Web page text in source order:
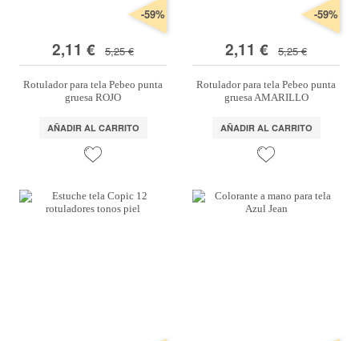
2,11 € 5,25 €
-59%
Rotulador para tela Pebeo punta
gruesa ROJO
AÑADIR AL CARRITO
2,11 € 5,25 €
-59%
Rotulador para tela Pebeo punta
gruesa AMARILLO
AÑADIR AL CARRITO